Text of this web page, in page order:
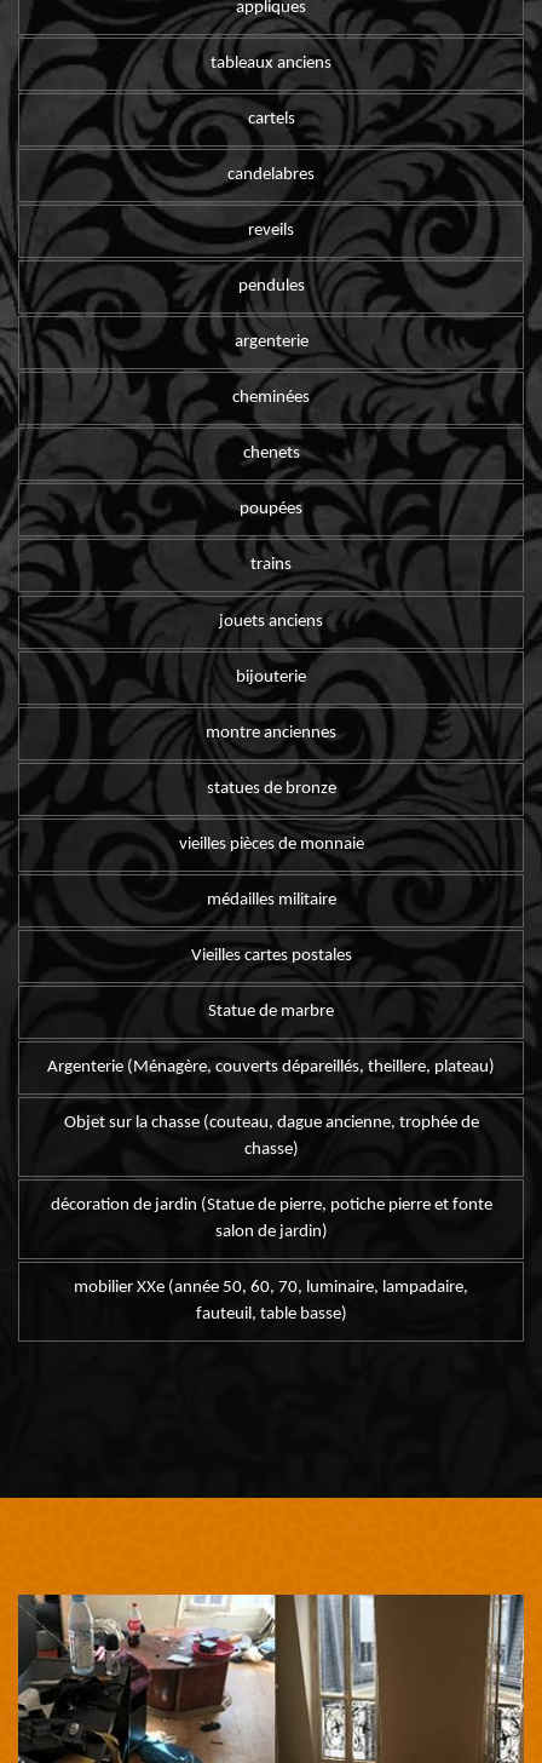
appliques
tableaux anciens
cartels
candelabres
reveils
pendules
argenterie
cheminées
chenets
poupées
trains
jouets anciens
bijouterie
montre anciennes
statues de bronze
vieilles pièces de monnaie
médailles militaire
Vieilles cartes postales
Statue de marbre
Argenterie (Ménagère, couverts dépareillés, theillere, plateau)
Objet sur la chasse (couteau, dague ancienne, trophée de
chasse)
décoration de jardin (Statue de pierre, potiche pierre et fonte
salon de jardin)
mobilier XXe (année 50, 60, 70, luminaire, lampadaire,
fauteuil, table basse)